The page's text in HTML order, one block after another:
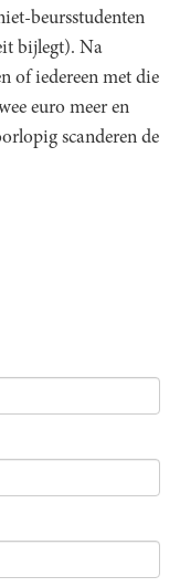
beursstudenten
bijlegt). Na
of iedereen met die
euro meer en
scanderen de